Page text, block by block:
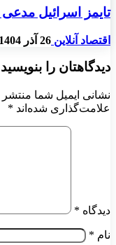
تایمز اسرائیل
اقتصاد آنلاین 26 آذر 1404
دیدگاهتان را بنویسید
نشانی ایمیل شما
علامت‌گذاری شده‌اند *
دیدگاه *
نام *